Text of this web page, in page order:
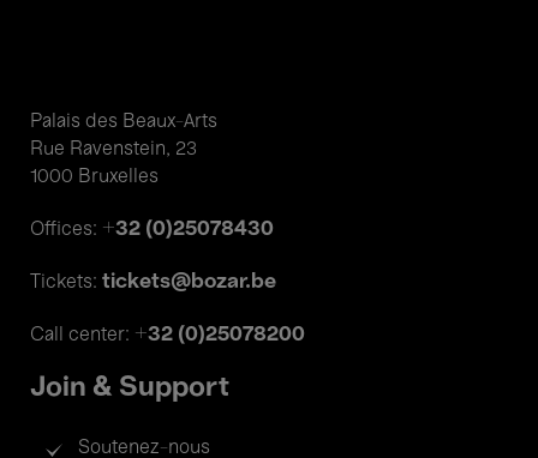
Palais des Beaux-Arts
Rue Ravenstein, 23
1000 Bruxelles
Offices: +32 (0)25078430
Tickets: tickets@bozar.be
Call center: +32 (0)25078200
Join & Support
Soutenez-nous